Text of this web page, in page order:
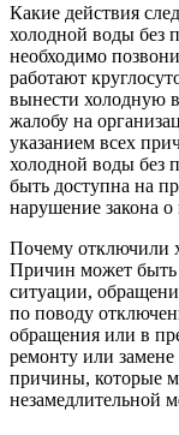
Какие действия
холодной воды без
необходимо
работают
вынести холодную
жалобу на
указанием всех
холодной воды без
быть доступна на
нарушение закона
Почему отключили
Причин может быть
ситуации,
по поводу
обращения или в
ремонту или
причины, которые
незамедлительной